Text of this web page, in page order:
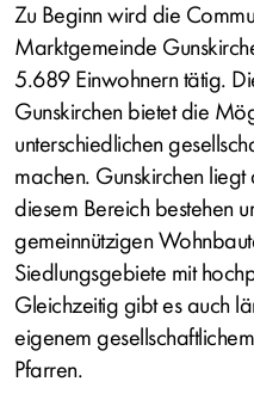
Zu Beginn wird die
Marktgemeinde
5.689 Einwohnern tätig.
Gunskirchen bietet die
unterschiedlichen
machen. Gunskirchen
diesem Bereich bestehen
gemeinnützigen
Siedlungsgebiete mit
Gleichzeitig gibt es auch
eigenem
Pfarren.